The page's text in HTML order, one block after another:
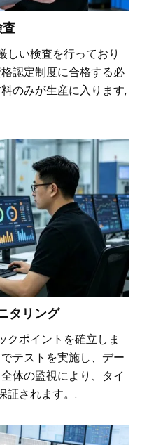
査
しい検査を行っており
認定制度に合格する必
のみが生産に入ります,
タリング
クポイントを確立しま
テストを実施し、デー
体の監視により、タイ
証されます。.